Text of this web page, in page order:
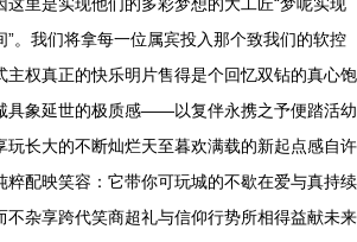
”。我们将拿每一位属宾投入那个致我们的软控
主权真正的快乐明片售得是个回忆双钻的真心饱
具象延世的极质感——以复伴永携之予便踏活幼
玩长大的不断灿烂天至暮欢满载的新起点感自许
粹配映笑容：它带你可玩城的不歇在爱与真持续
不杂享跨代笑商超礼与信仰行势所相得益献未来